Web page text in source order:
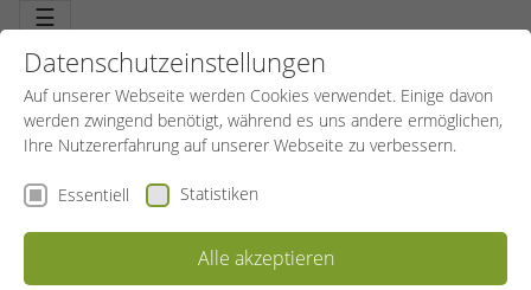
☰
Datenschutzeinstellungen
Auf unserer Webseite werden Cookies verwendet. Einige davon
werden zwingend benötigt, während es uns andere ermöglichen,
Ihre Nutzererfahrung auf unserer Webseite zu verbessern.
Essentiell Statistiken
Alle akzeptieren